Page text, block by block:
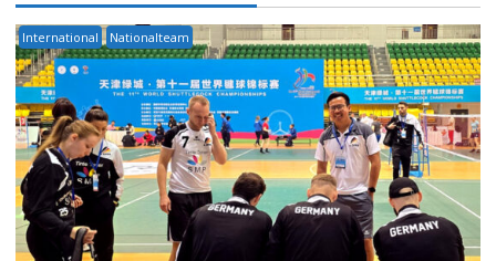
International Nationalteam